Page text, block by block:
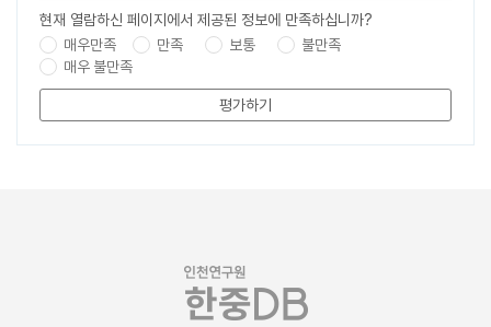
현재 열람하신 페이지에서 제공된 정보에 만족하십니까?
매우만족
만족 보통
불만족
매우 불만족
평가하기